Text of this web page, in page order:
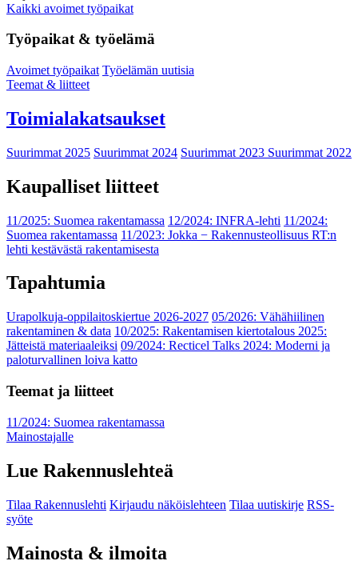
Kaikki avoimet työpaikat
Työpaikat & työelämä
Avoimet työpaikat Työelämän uutisia
Teemat & liitteet
Toimialakatsaukset
Suurimmat 2025 Suurimmat 2024 Suurimmat 2023 Suurimmat 2022
Kaupalliset liitteet
11/2025: Suomea rakentamassa 12/2024: INFRA-lehti 11/2024:
Suomea rakentamassa 11/2023: Jokka − Rakennusteollisuus RT:n
lehti kestävästä rakentamisesta
Tapahtumia
Urapolkuja-oppilaitoskiertue 2026-2027 05/2026: Vähähiilinen
rakentaminen & data 10/2025: Rakentamisen kiertotalous 2025:
Jätteistä materiaaleiksi 09/2024: Recticel Talks 2024: Moderni ja
paloturvallinen loiva katto
Teemat ja liitteet
11/2024: Suomea rakentamassa
Mainostajalle
Lue Rakennuslehteä
Tilaa Rakennuslehti Kirjaudu näköislehteen Tilaa uutiskirje RSS-
syöte
Mainosta & ilmoita